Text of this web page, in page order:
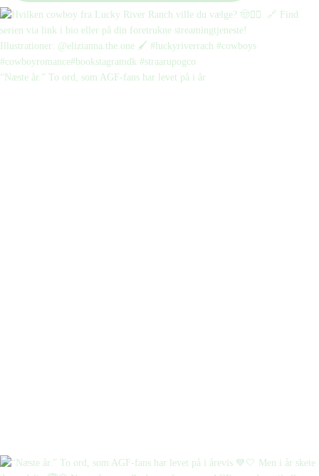
“Næste år.” To ord, som AGF-fans har levet på i år